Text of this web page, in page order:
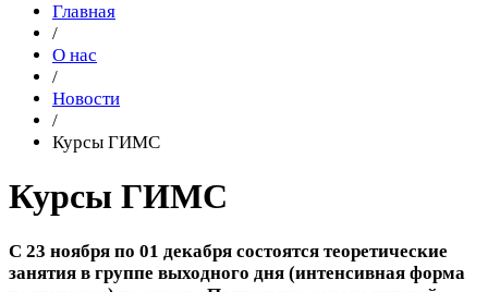
Главная
/
О нас
/
Новости
/
Курсы ГИМС
Курсы ГИМС
С 23 ноября по 01 декабря состоятся теоретические
занятия в группе выходного дня (интенсивная форма